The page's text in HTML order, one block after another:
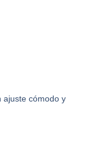
ajuste cómodo y